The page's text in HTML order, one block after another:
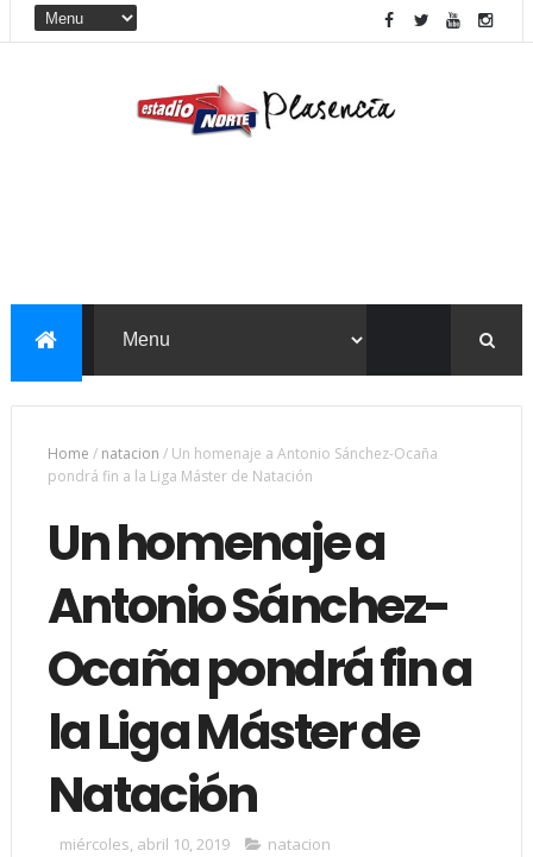
Home / natacion / Un homenaje a Antonio Sánchez-Ocaña
pondrá fin a la Liga Máster de Natación
Un homenaje a
Antonio Sánchez-
Ocaña pondrá fin a
la Liga Máster de
Natación
miércoles, abril 10, 2019 natacion